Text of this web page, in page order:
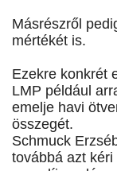
Másrészről
mértékét is.
Ezekre konkrét
LMP például
emelje havi
összegét.
Schmuck
továbbá azt